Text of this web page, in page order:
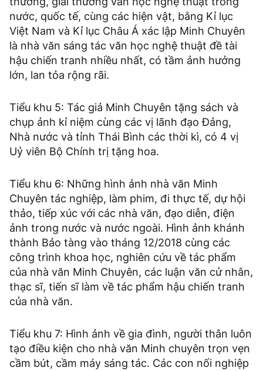
nước, quốc tế, cùng các hiện vật, bằng Kỉ lục
Việt Nam và Kỉ lục Châu Á xác lập Minh Chuyên
là nhà văn sáng tác văn học nghệ thuật đề tài
hậu chiến tranh nhiều nhất, có tầm ảnh hưởng
lớn, lan tỏa rộng rãi.
Tiểu khu 5: Tác giả Minh Chuyên tặng sách và
chụp ảnh kỉ niệm cùng các vị lãnh đạo Đảng,
Nhà nước và tỉnh Thái Bình các thời kì, có 4 vị
Uỷ viên Bộ Chính trị tặng hoa.
Tiểu khu 6: Những hình ảnh nhà văn Minh
Chuyên tác nghiệp, làm phim, đi thực tế, dự hội
thảo, tiếp xúc với các nhà văn, đạo diễn, điện
ảnh trong nước và nước ngoài. Hình ảnh khánh
thành Bảo tàng vào tháng 12/2018 cùng các
công trình khoa học, nghiên cứu về tác phẩm
của nhà văn Minh Chuyên, các luận văn cử nhân,
thạc sĩ, tiến sĩ làm về tác phẩm hậu chiến tranh
của nhà văn.
Tiểu khu 7: Hình ảnh về gia đình, người thân luôn
tạo điều kiện cho nhà văn Minh chuyên trọn vẹn
cầm bút, cầm máy sáng tác. Các con nối nghiệp